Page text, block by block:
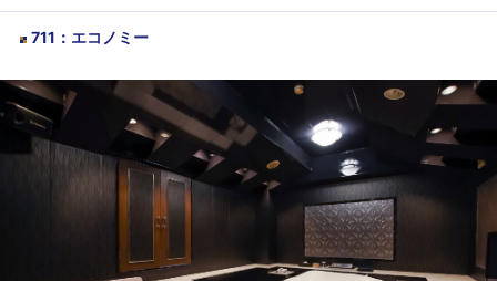
711 ： エコノミー